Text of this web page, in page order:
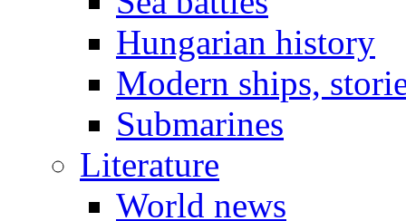
Hungarian history
Modern ships,
Submarines
Literature
World news